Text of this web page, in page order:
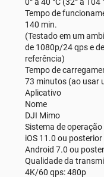
Tempo de
140 min.
(Testado em um
de 1080p/24 qps e
referência)
Tempo de
73 minutos (ao usar
Aplicativo
Nome
DJI Mimo
Sistema de
iOS 11.0 ou posterior
Android 7.0 ou
Qualidade da
4K/60 qps: 480p